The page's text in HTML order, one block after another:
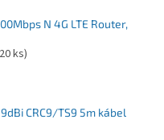
N 4G LTE Router,
ks)
CRC9/TS9 5m kábel